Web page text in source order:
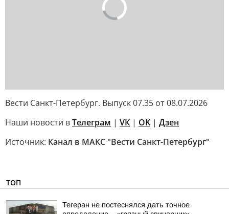
Вести Санкт-Петербург. Выпуск 07.35 от 08.07.2026
Наши новости вТелеграм | VК | ОK | Дзен
Источник: Канал в МАКС "Вести Санкт-Петербург"
ТОП
Тегеран не постеснялся дать точное